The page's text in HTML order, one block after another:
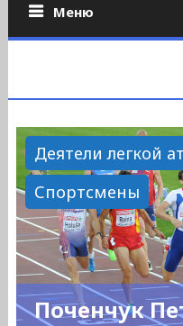
Меню
Деятели легкой
Спортсмены
Поченчук